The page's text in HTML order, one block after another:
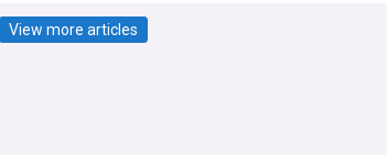
View more articles